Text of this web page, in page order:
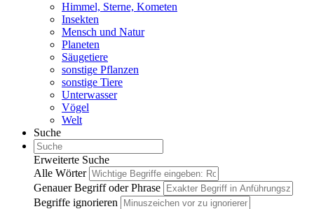
Himmel, Sterne, Kometen
Insekten
Mensch und Natur
Planeten
Säugetiere
sonstige Pflanzen
sonstige Tiere
Unterwasser
Vögel
Welt
Suche
Erweiterte Suche
Alle Wörter
Genauer Begriff oder Phrase
Begriffe ignorieren